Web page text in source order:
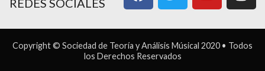
Copyright © Sociedad de Teoría y Análisis Músical 2020 • Todos
los Derechos Reservados